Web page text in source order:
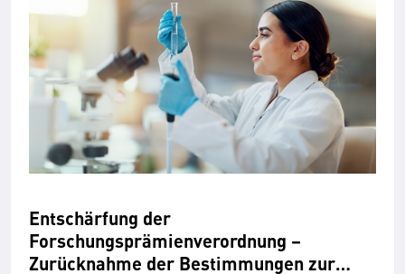
Entschärfung der
Forschungsprämienverordnung –
Zurücknahme der Bestimmungen zur